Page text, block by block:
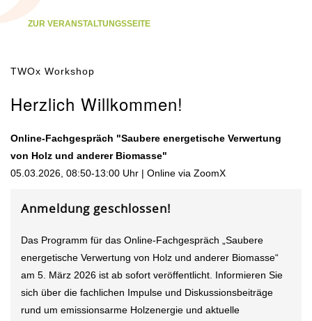
ZUR VERANSTALTUNGSSEITE
TWOx Workshop
Herzlich Willkommen!
Online-Fachgespräch "Saubere energetische Verwertung
von Holz und anderer Biomasse"
05.03.2026, 08:50-13:00 Uhr | Online via ZoomX
Anmeldung geschlossen!
Das Programm für das Online-Fachgespräch „Saubere
energetische Verwertung von Holz und anderer Biomasse“
am 5. März 2026 ist ab sofort veröffentlicht. Informieren Sie
sich über die fachlichen Impulse und Diskussionsbeiträge
rund um emissionsarme Holzenergie und aktuelle